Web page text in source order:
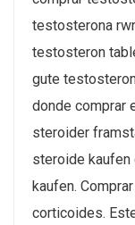
testosterona
testosteron
gute
donde comprar
steroider
steroide kaufen
kaufen.
corticoides.